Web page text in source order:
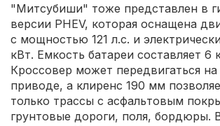
"Митсубиши" тоже представлен в
версии PHEV, которая оснащена
с мощностью 121 л.с. и
кВт. Емкость батареи составляет 6
Кроссовер может передвигаться
приводе, а клиренс 190 мм
только трассы с асфальтовым
грунтовые дороги, поля, бордюры.